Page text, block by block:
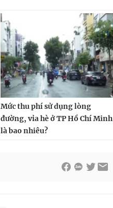
Mức thu phí sử dụng lòng
đường, vỉa hè ở TP Hồ Chí Minh
là bao nhiêu?